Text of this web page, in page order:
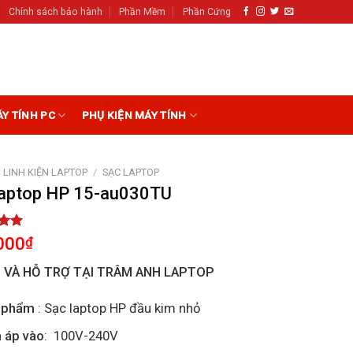
Chính sách bảo hành Phần Mềm Phần Cứng
TÍNH PC PHỤ KIỆN MÁY TÍNH
LINH KIỆN LAPTOP / SẠC LAPTOP
HP 15-au030TU
₫
VÀ HỖ TRỢ TẠI TRÂM ANH LAPTOP
: Sạc laptop HP đầu kim nhỏ
áp vào: 100V-240V